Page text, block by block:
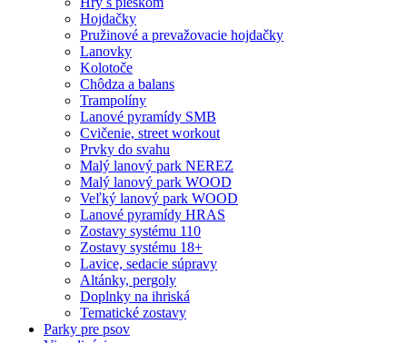
Hojdačky
Pružinové a prevažovacie hojdačky
Lanovky
Kolotoče
Chôdza a balans
Trampolíny
Lanové pyramídy SMB
Cvičenie, street workout
Prvky do svahu
Malý lanový park NEREZ
Malý lanový park WOOD
Veľký lanový park WOOD
Lanové pyramídy HRAS
Zostavy systému 110
Zostavy systému 18+
Lavice, sedacie súpravy
Altánky, pergoly
Doplnky na ihriská
Tematické zostavy
Parky pre psov